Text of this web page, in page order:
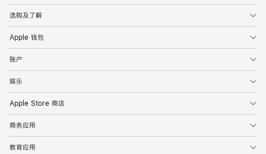
选购及了解
Apple 钱包
账户
娱乐
Apple Store 商店
商务应用
教育应用